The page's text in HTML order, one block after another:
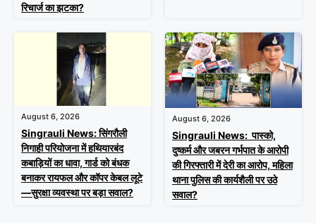
रिचार्ज का झटका?
August 6, 2026
Singrauli News: सिंगरौली
निगाही परियोजना में हथियारबंद
कबाड़ियों का धावा, गार्ड को बंधक
बनाकर रायफल और कॉपर केबल लूटे
—सुरक्षा व्यवस्था पर बड़ा सवाल?
August 6, 2026
Singrauli News: पास्को,
दुष्कर्म और जबरन गर्भपात के आरोपी
की गिरफ्तारी में देरी का आरोप, महिला
थाना पुलिस की कार्यशैली पर उठे
सवाल?